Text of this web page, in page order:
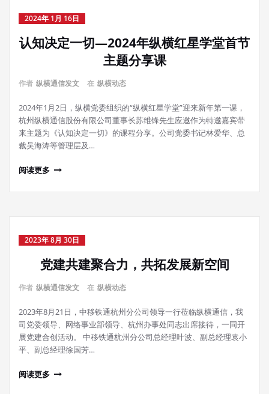
2024年 1月 16日
认知决定一切—2024年纵横红星学堂首节
主题分享课
作者 纵横通信发文 在 纵横动态
2024年1月2日，纵横党委组织的“纵横红星学堂”迎来新年第一课，
杭州纵横通信股份有限公司董事长苏维锋先生应邀作为特邀嘉宾带
来主题为《认知决定一切》的课程分享。公司党委书记林爱华、总
裁吴海涛等管理层及…
阅读更多
2023年 8月 30日
党建共建聚合力，共拓发展新空间
作者 纵横通信发文 在 纵横动态
2023年8月21日，中移铁通杭州分公司领导一行莅临纵横通信，我
司党委领导、网络事业部领导、杭州办事处同志出席接待，一同开
展党建合创活动。 中移铁通杭州分公司总经理叶波、副总经理袁小
平、副总经理徐国芳…
阅读更多